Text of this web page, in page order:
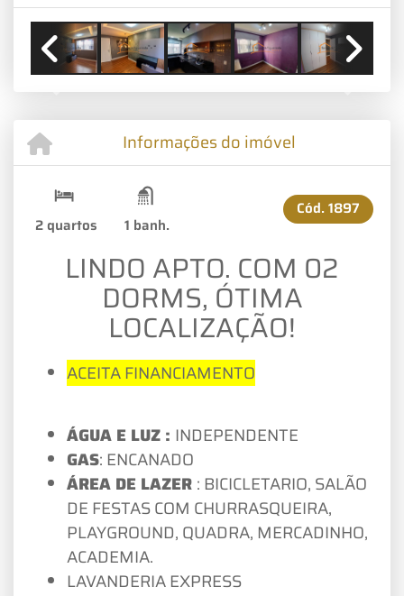
Previous Next
Informações do imóvel
2 quartos 1 banh.
Cód.1897
LINDO APTO. COM 02
DORMS, ÓTIMA
LOCALIZAÇÃO!
ACEITA FINANCIAMENTO
ÁGUA E LUZ : INDEPENDENTE
GAS: ENCANADO
ÁREA DE LAZER : BICICLETARIO, SALÃO
DE FESTAS COM CHURRASQUEIRA,
PLAYGROUND, QUADRA, MERCADINHO,
ACADEMIA.
LAVANDERIA EXPRESS